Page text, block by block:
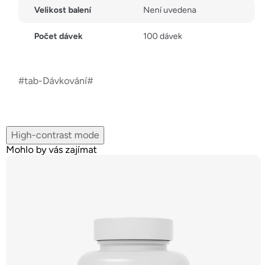
Velikost balení Není uvedena
Počet dávek 100 dávek
#tab-Dávkování#
High-contrast mode
Mohlo by vás zajímat